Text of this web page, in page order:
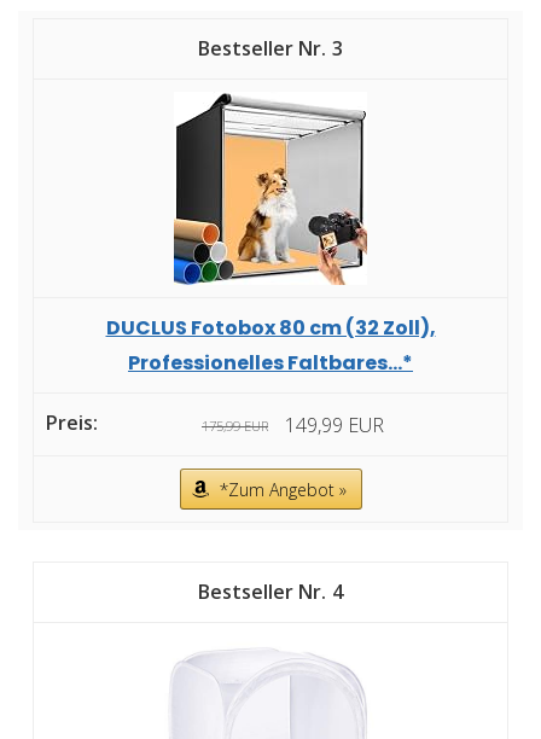
3
DUCLUS Fotobox 80 cm (32 Zoll),
Professionelles Faltbares...*
175,99 EUR 149,99 EUR
*Zum Angebot »
4